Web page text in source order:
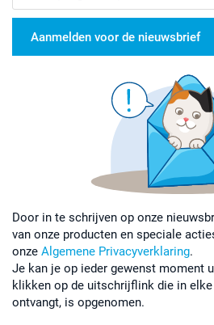
Aanmelden voor de nieuwsbrief
Door in te schrijven op onze
van onze producten en speciale
onze Algemene Privacyverklaring.
Je kan je op ieder gewenst moment
klikken op de uitschrijflink die in
ontvangt, is opgenomen.